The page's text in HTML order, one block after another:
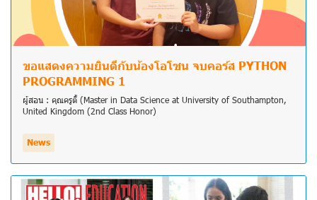
ขอแสดงความยินดีกับน้องโอโซน จบคอร์ส PYTHON
PROGRAMMING 1
ผู้สอน : คุณครูตี้ (Master in Data Science at University of Southampton,
United Kingdom (2nd Class Honor)
News